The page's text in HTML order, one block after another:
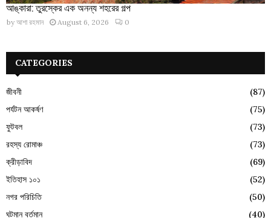
আঙ্কারা: তুরস্কের এক অনন্য শহরের গল্প
by আশা রহমান August 6, 2026 0
CATEGORIES
জীবনী
(87)
পর্যটন আকর্ষণ
(75)
ফুটবল
(73)
রহস্য রোমাঞ্চ
(73)
ক্রীড়াবিদ
(69)
ইতিহাস ১০১
(52)
নগর পরিচিতি
(50)
ঘটমান বর্তমান
(40)